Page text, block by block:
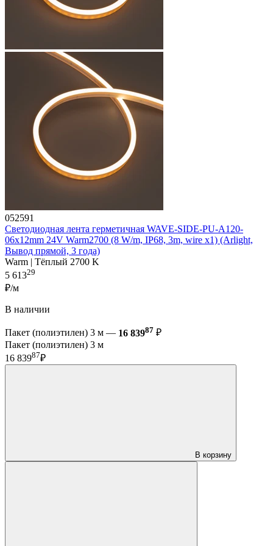
052591
Светодиодная лента герметичная WAVE-SIDE-PU-A120-
06x12mm 24V Warm2700 (8 W/m, IP68, 3m, wire x1) (Arlight,
Вывод прямой, 3 года)
Warm | Тёплый 2700 K
5 61329
₽/м
В наличии
Пакет (полиэтилен) 3 м — 16 83987 ₽
Пакет (полиэтилен) 3 м
16 83987₽
В корзину